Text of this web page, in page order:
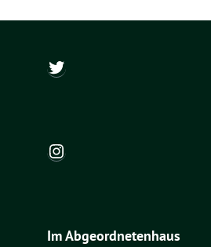
@ch_wapler
Instagram
Im Abgeordnetenhaus